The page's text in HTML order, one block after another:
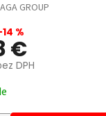
GROUP
%
€
DPH